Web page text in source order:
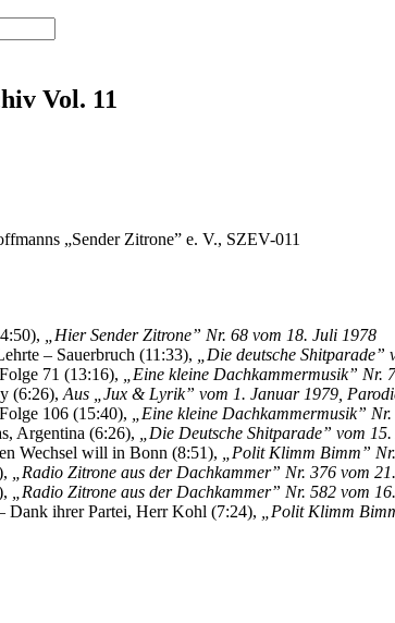
Vol. 11
„Sender Zitrone” e. V., SZEV-011
„Hier Sender Zitrone” Nr. 68 vom 18. Juli 1978
– Sauerbruch (11:33),
„Die deutsche
71 (13:16),
„Eine kleine Dachkammermusik” Nr.
(6:26), Aus „Jux & Lyrik” vom 1. Januar 1979,
106 (15:40),
„Eine kleine Dachkammermusik”
Argentina (6:26),
„Die Deutsche Shitparade” vom
Wechsel will in Bonn (8:51),
„Polit Klimm Bimm”
„Radio Zitrone aus der Dachkammer” Nr. 376 vom
„Radio Zitrone aus der Dachkammer” Nr. 582 vom
ihrer Partei, Herr Kohl (7:24),
„Polit Klimm